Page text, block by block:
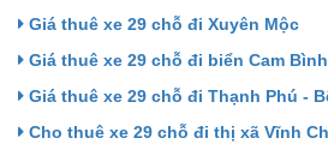
Giá thuê xe 29 chỗ đi Xuyên Mộc
Giá thuê xe 29 chỗ đi biển Cam Bình
Giá thuê xe 29 chỗ đi Thạnh Phú -
Cho thuê xe 29 chỗ đi thị xã Vĩnh